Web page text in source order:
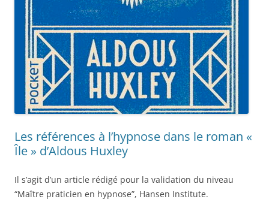
Les références à l’hypnose dans le roman «
Île » d’Aldous Huxley
Il s’agit d’un article rédigé pour la validation du niveau
“Maître praticien en hypnose”, Hansen Institute.